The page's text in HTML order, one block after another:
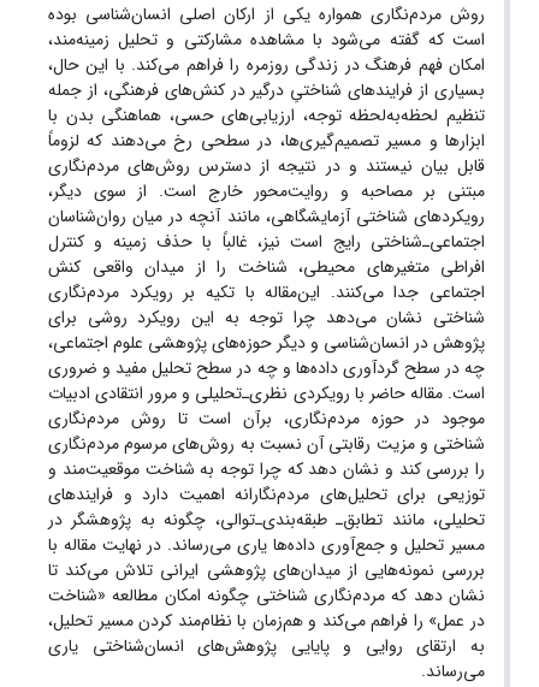
روش مردم‌نگاری همواره یکی از ارکان اصلی انسان‌شناسی بوده
است که گفته می‌شود با مشاهده مشارکتی و تحلیل زمینه‌مند،
امکان فهم فرهنگ در زندگی روزمره را فراهم می‌کند. با این حال،
بسیاری از فرایندهای شناختیِ درگیر در کنش‌های فرهنگی، از جمله
تنظیم لحظه‌به‌لحظه‌ توجه، ارزیابی‌های حسی، هماهنگی بدن با
ابزار‌ها و مسیر تصمیم‌گیری‌ها، در سطحی رخ می‌دهند که لزوماً
قابل بیان نیستند و در نتیجه از دسترس روش‌های مردم‌نگاری‌
مبتنی بر مصاحبه و روایت‌محور خارج است. از سوی دیگر،
رویکردهای شناختی آزمایشگاهی، مانند آنچه در میان روان‌شناسان
اجتماعی‌ـ‌شناختی رایج است نیز، غالباً با حذف زمینه و کنترل‌
افراطی متغیرهای محیطی، شناخت را از میدان واقعی کنش
اجتماعی جدا می‌کنند. اینمقاله با تکیه بر رویکرد مردم‌نگاری
شناختی نشان می‌دهد چرا توجه به این رویکرد روشی برای
پژوهش‌ در انسان‌شناسی و دیگر حوزه‌های پژوهشی علوم اجتماعی،
چه در سطح گردآوری داده‌ها و چه در سطح تحلیل مفید و ضروری
است. مقاله حاضر با رویکردی نظری‌ـ‌تحلیلی و مرور انتقادی ادبیات
موجود در حوزه مردم‌نگاری، برآن است تا روش‌ مردم‌نگاری
شناختی و مزیت رقابتی آن نسبت به روش‌های مرسوم مردم‌نگاری
را بررسی کند و نشان دهد که چرا توجه به شناخت موقعیت‌مند و
توزیعی برای تحلیل‌های مردم‌نگارانه اهمیت دارد و فرایندهای
تحلیلی، مانند تطابق‌ـ طبقه‌بندی‌ـ‌توالی، چگونه به پژوهشگر در
مسیر تحلیل و جمع‌آوری داده‌ها یاری می‌رساند. در نهایت مقاله با
بررسی نمونه‌هایی از میدان‌های پژوهشی ایرانی تلاش می‌کند تا
نشان دهد که مردم‌نگاری شناختی چگونه امکان مطالعه «شناخت
در عمل» را فراهم می‌کند و هم‌زمان با نظام‌مند کردن مسیر تحلیل،
به ارتقای روایی و پایایی پژوهش‌های انسان‌شناختی یاری
می‌رساند.